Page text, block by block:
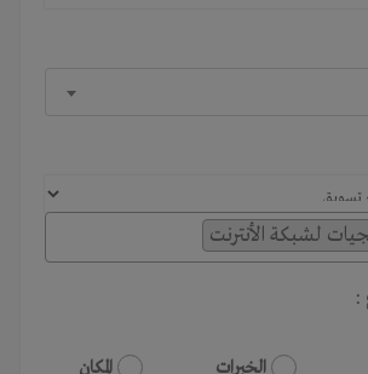
لشبكة الأنترنت
:
الخبرات
المكان